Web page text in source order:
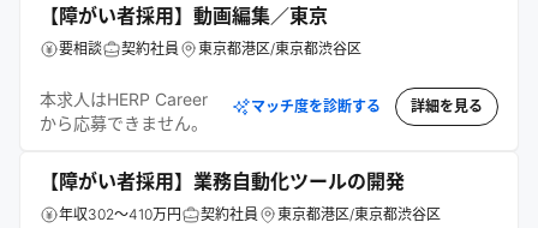
【障がい者採用】動画編集／東京
要相談 契約社員 東京都港区/東京都渋谷区
本求人はHERP Career
から応募できません。
マッチ度を診断する 詳細を見る
【障がい者採用】業務自動化ツールの開発
年収302～410万円 契約社員 東京都港区/東京都渋谷区